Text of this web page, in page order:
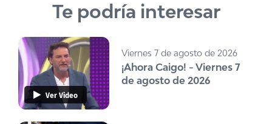
Te podría interesar
Ver Video
Viernes 7 de agosto de 2026
¡Ahora Caigo! - Viernes 7
de agosto de 2026